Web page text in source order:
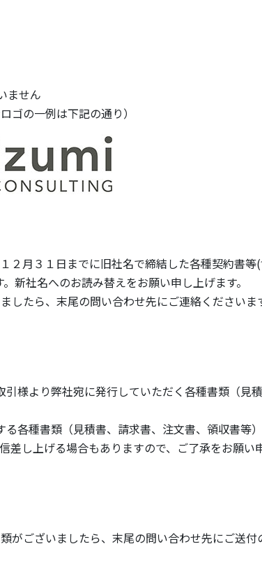
ません
の一例は下記の通り）
⽉３１⽇までに旧社名で締結した各種契約書等(
新社名へのお読み替えをお願い申し上げます。
したら、末尾の問い合わせ先にご連絡くださいま
様より弊社宛に発⾏していただく各種書類（⾒
各種書類（⾒積書、請求書、注⽂書、領収書等
し上げる場合もありますので、ご了承をお願い
ございましたら、末尾の問い合わせ先にご送付